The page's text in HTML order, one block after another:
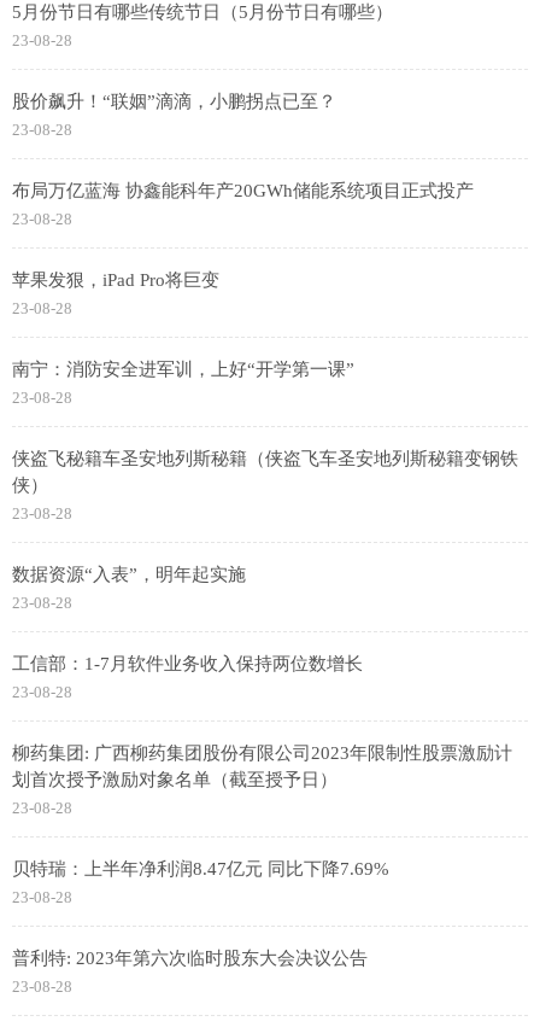
5月份节日有哪些传统节日（5月份节日有哪些）
23-08-28
股价飙升！“联姻”滴滴，小鹏拐点已至？
23-08-28
布局万亿蓝海 协鑫能科年产20GWh储能系统项目正式投产
23-08-28
苹果发狠，iPad Pro将巨变
23-08-28
南宁：消防安全进军训，上好“开学第一课”
23-08-28
侠盗飞秘籍车圣安地列斯秘籍（侠盗飞车圣安地列斯秘籍变钢铁
侠）
23-08-28
数据资源“入表”，明年起实施
23-08-28
工信部：1-7月软件业务收入保持两位数增长
23-08-28
柳药集团: 广西柳药集团股份有限公司2023年限制性股票激励计
划首次授予激励对象名单（截至授予日）
23-08-28
贝特瑞：上半年净利润8.47亿元 同比下降7.69%
23-08-28
普利特: 2023年第六次临时股东大会决议公告
23-08-28